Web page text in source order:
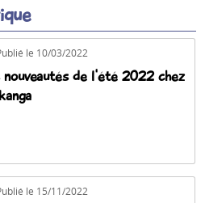
le 10/03/2022
nouveautés de l'été 2022 chez
le 15/11/2022